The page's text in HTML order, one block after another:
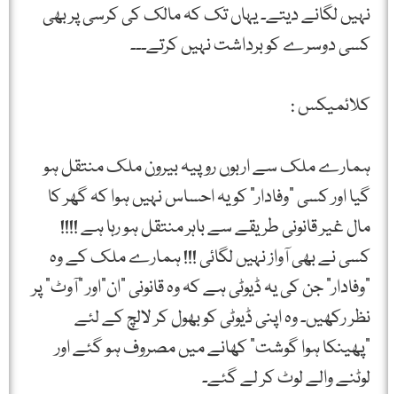
نہیں لگانے دیتے۔ یہاں تک کہ مالک کی کرسی پر بھی
کسی دوسرے کو برداشت نہیں کرتے۔۔۔
کلائمیکس :
ہمارے ملک سے اربوں روپیہ بیرون ملک منتقل ہو
گیا اور کسی "وفادار” کو یہ احساس نہیں ہوا کہ گھر کا
مال غیر قانونی طریقے سے باہر منتقل ہو رہا ہے !!!!
کسی نے بھی آواز نہیں لگائی !!! ہمارے ملک کے وہ
"وفادار” جن کی یہ ڈیوٹی ہے کہ وہ قانونی "ان”اور "آوٹ” پر
نظر رکھیں۔ وہ اپنی ڈیوٹی کو بھول کر لالچ کے لئے
"پھینکا ہوا گوشت” کھانے میں مصروف ہو گئے اور
لوٹنے والے لوٹ کر لے گئے۔